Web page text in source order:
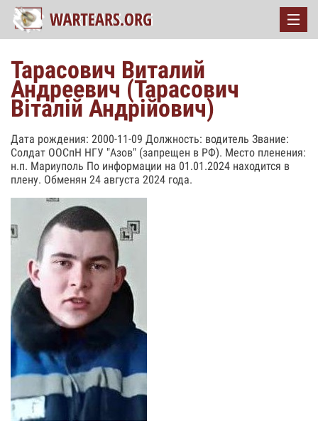
Тарасович Виталий
Андреевич (Тарасович
Віталій Андрійович)
Дата рождения: 2000-11-09 Должность: водитель Звание:
Солдат ООСпН НГУ "Азов" (запрещен в РФ). Место пленения:
н.п. Мариуполь По информации на 01.01.2024 находится в
плену. Обменян 24 августа 2024 года.